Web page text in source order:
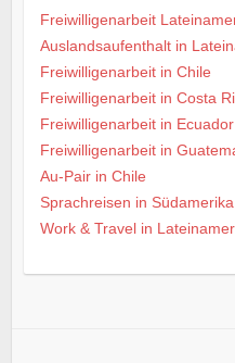
Freiwilligenarbeit
Auslandsaufenthalt in
Freiwilligenarbeit in Chile
Freiwilligenarbeit in Costa
Freiwilligenarbeit in Ecuador
Freiwilligenarbeit in
Au-Pair in Chile
Sprachreisen in Südamerika
Work & Travel in